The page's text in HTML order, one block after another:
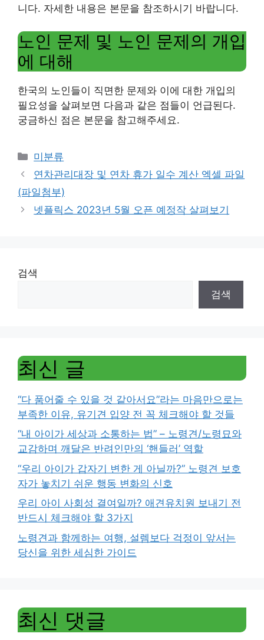
니다. 자세한 내용은 본문을 참조하시기 바랍니다.
노인 문제 및 노인 문제의 개입
에 대해
한국의 노인들이 직면한 문제와 이에 대한 개입의
필요성을 살펴보면 다음과 같은 점들이 언급된다.
궁금하신 점은 본문을 참고해주세요.
Categories
미분류
연차관리대장 및 연차 휴가 일수 계산 엑셀 파일
(파일첨부)
넷플릭스 2023년 5월 오픈 예정작 살펴보기
검색
검색
최신 글
“다 품어줄 수 있을 것 같아서요”라는 마음만으로는
부족한 이유, 유기견 입양 전 꼭 체크해야 할 것들
“내 아이가 세상과 소통하는 법” – 노령견/노령묘와
교감하며 깨달은 반려인만의 ‘핸들러’ 역할
“우리 아이가 갑자기 변한 게 아닐까?” 노령견 보호
자가 놓치기 쉬운 행동 변화의 신호
우리 아이 사회성 결여일까? 애견유치원 보내기 전
반드시 체크해야 할 3가지
노령견과 함께하는 여행, 설렘보다 걱정이 앞서는
당신을 위한 세심한 가이드
최신 댓글